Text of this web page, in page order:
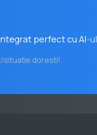
perfect cu AI-ul
situatie doresti!